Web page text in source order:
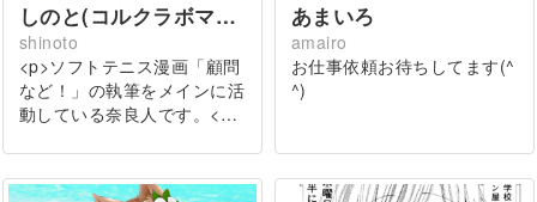
しのと(コルクラボマンガ専科用)
shinoto
<p>ソフトテニス漫画「顧問
など！」の執筆をメインに活
動している奈良人です。<…
あまいろ
amairo
お仕事依頼お待ちしてます(^
^)